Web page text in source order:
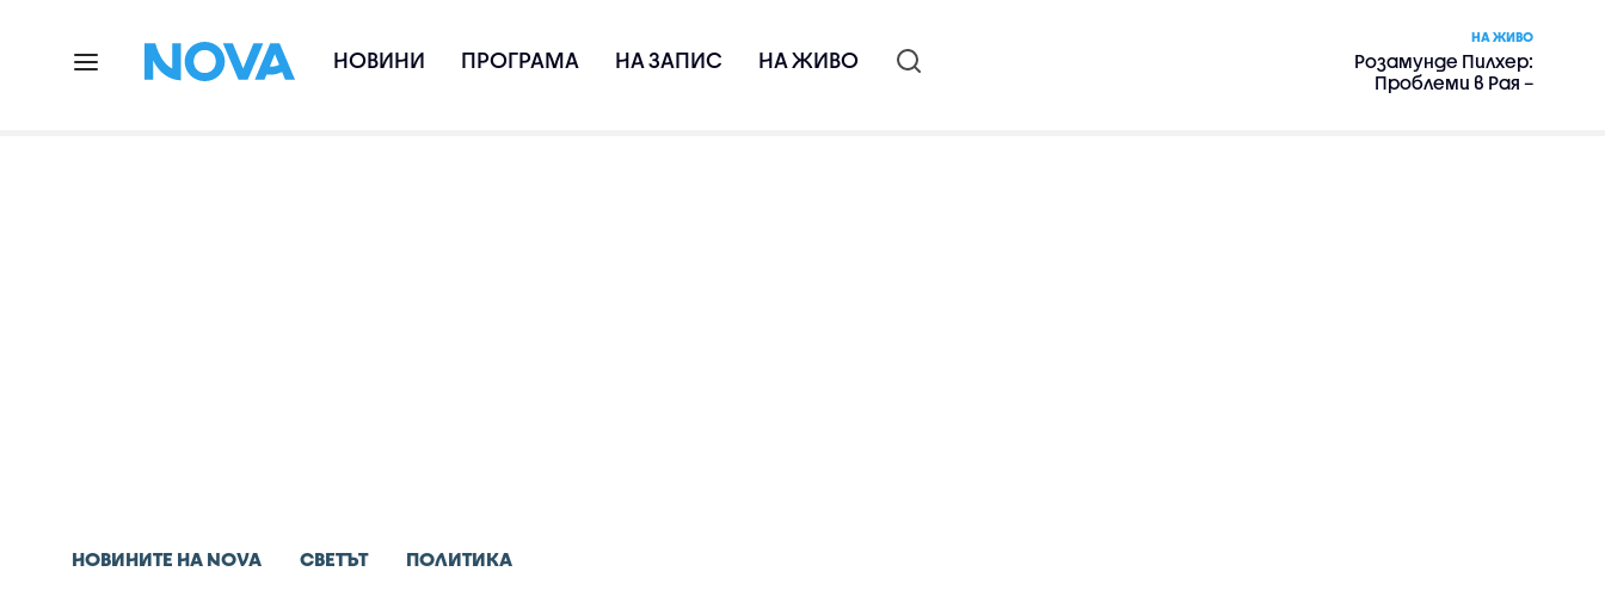
НОВИНИ ПРОГРАМА НА ЗАПИС НА ЖИВО
НА ЖИВО
Розамунде Пилхер:
Проблеми в Рая –
НОВИНИТЕ НА NOVA СВЕТЪТ ПОЛИТИКА